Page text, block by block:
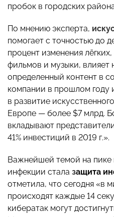
пробок в городских
По мнению эксперта, и
помогает с точностью до
процент изменения
фильмов и музыки, влияет
определенный контент в
компании в прошлом году
в развитие
Европе — более $7 млрд.
вкладывают
41% инвестиций в 2019 г.».
Важнейшей темой на пике
инфекции стала защита
отметила, что сегодня «в
происходят каждые 14
кибератак могут